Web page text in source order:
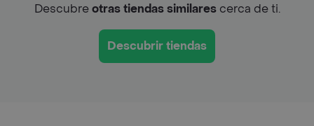
Descubreotras tiendas similarescerca de ti.
Descubrir tiendas